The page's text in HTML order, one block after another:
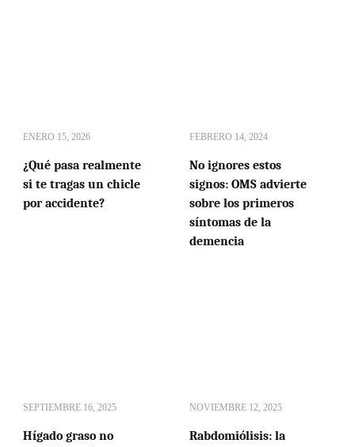
ENERO 15, 2026
¿Qué pasa realmente
si te tragas un chicle
por accidente?
FEBRERO 14, 2024
No ignores estos
signos: OMS advierte
sobre los primeros
síntomas de la
demencia
SEPTIEMBRE 16, 2025
Hígado graso no
NOVIEMBRE 12, 2025
Rabdomiólisis: la